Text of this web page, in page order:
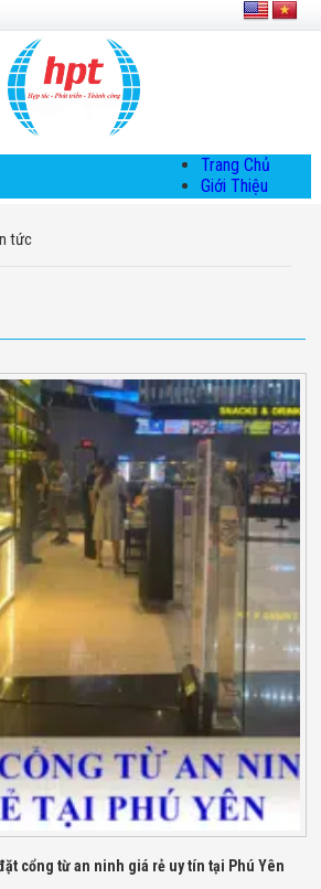
Trang Chủ
Giới Thiệu
Chiến Lược
Phát Triển
Thông Tin
Chuyển Khoản
Giải Pháp
Giải Pháp Thiết
Bị Ngành Thủy
Sản - Đông
Lạnh
Giải Pháp Thiết
Bị Ngành Thực
Phẩm Đóng Gói
Giải Pháp Thiết
Bị Ngành May
Mặc - Giày Da
Giải Pháp Thiết
Bị Ngành Linh
Kiện Điện Tử
Giải Pháp Thiết
Bị Ngành Giáo
Dục
Giải Pháp Thiết
Bị Ngành Bán
Lẻ - Retail
Giải Pháp
tức
cổng từ an ninh giá rẻ uy tín tại Phú Yên